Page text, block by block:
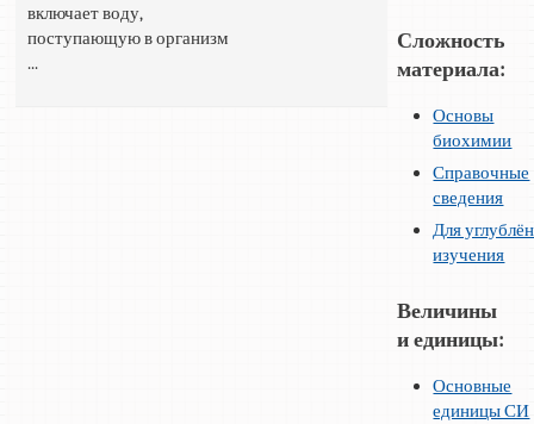
включает воду,
поступающую в организм
...
Сложность
материала:
Основы
биохимии
Справочные
сведения
Для
изучения
Величины
и единицы:
Основные
единицы СИ